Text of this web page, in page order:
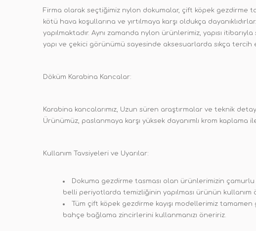
Firma olarak seçtiğimiz nylon dokumalar, çift köpek gezdirme
kötü hava koşullarına ve yırtılmaya karşı oldukça
yapılmaktadır. Aynı zamanda nylon ürünlerimiz, yapısı
yapı ve çekici görünümü sayesinde aksesuarlarda sıkça tercih
Döküm Karabina Kancalar:
Karabina kancalarımız, Uzun süren araştırmalar ve teknik
Ürünümüz, paslanmaya karşı yüksek dayanımlı krom kaplama
Kullanım Tavsiyeleri ve Uyarılar:
Dokuma gezdirme tasması olan ürünlerimizin
belli periyotlarda temizliğinin yapılması ürünün kullanım
Tüm çift köpek gezdirme kayışı modellerimiz
bahçe bağlama zincirlerini kullanmanızı öneririz.